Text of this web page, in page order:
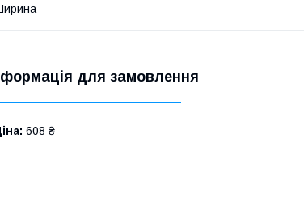
для замовлення
608 ₴